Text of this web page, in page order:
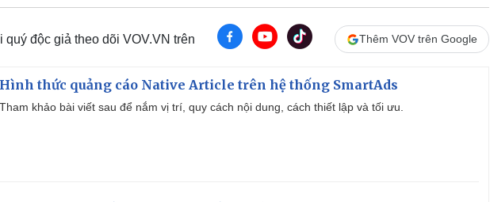
quý độc giả theo dõi VOV.VN trên Thêm VOV trên Google
Hình thức quảng cáo Native Article trên hệ thống SmartAds
Tham khảo bài viết sau để nắm vị trí, quy cách nội dung, cách thiết lập và tối ưu.